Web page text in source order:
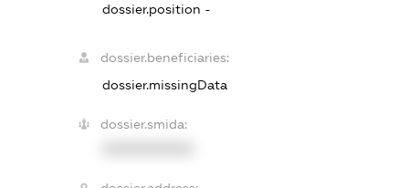
dossier.position -
dossier.beneficiaries:
dossier.missingData
dossier.smida: